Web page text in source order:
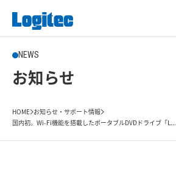
NEWS
お知らせ
HOME お知らせ・サポート情報
国内初。Wi-Fi機能を搭載したポータブルDVDドライブ「L...